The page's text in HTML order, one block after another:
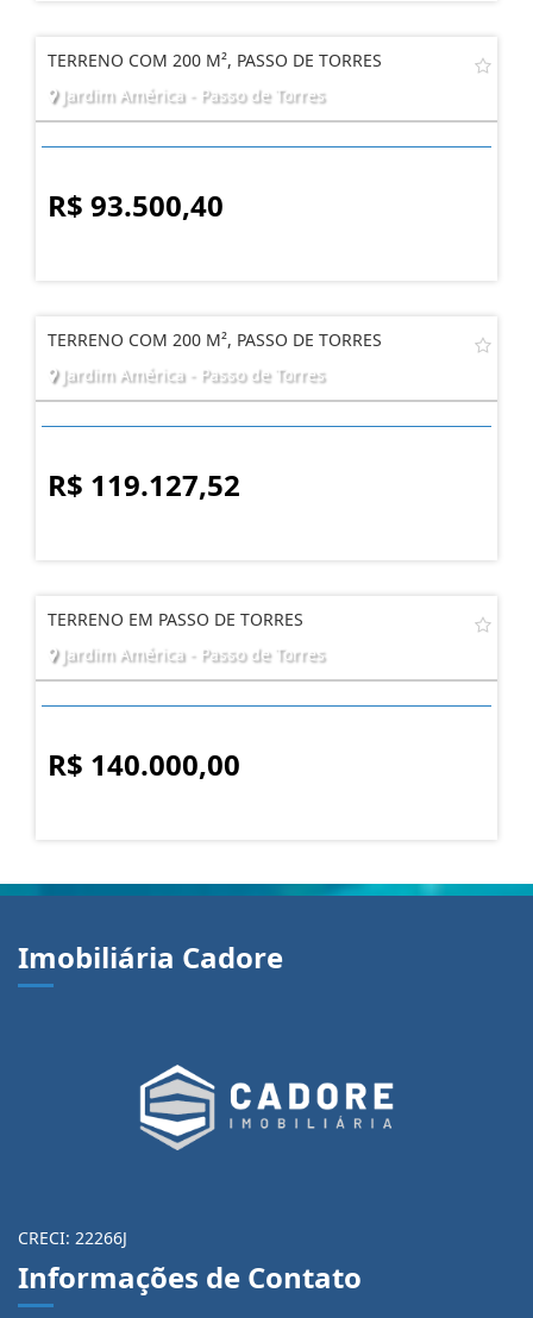
TERRENO COM 200 M², PASSO DE TORRES
Jardim América - Passo de Torres
R$ 93.500,40
TERRENO COM 200 M², PASSO DE TORRES
Jardim América - Passo de Torres
R$ 119.127,52
TERRENO EM PASSO DE TORRES
Jardim América - Passo de Torres
R$ 140.000,00
Imobiliária Cadore
CRECI: 22266J
Informações de Contato